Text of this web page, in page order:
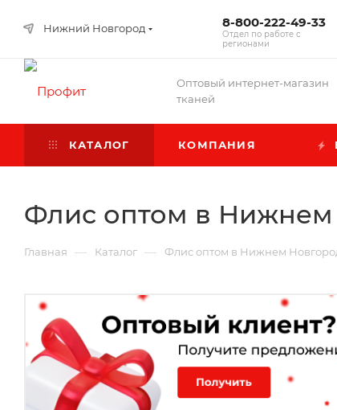
Нижний Новгород 8-800-222-49-33
Отдел по работе с
регионами
Оптовый интернет-магазин
тканей
КАТАЛОГ КОМПАНИЯ
Флис оптом в Нижнем
Главная — Каталог — Флис оптом в Нижнем